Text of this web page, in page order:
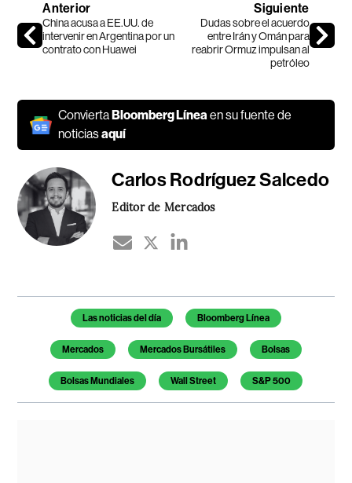
Anterior
China acusa a EE.UU. de
intervenir en Argentina por un
contrato con Huawei
Siguiente
Dudas sobre el acuerdo
entre Irán y Omán para
reabrir Ormuz impulsan al
petróleo
Convierta Bloomberg Líneaen su fuente de
noticiasaquí
Carlos Rodríguez Salcedo
Editor de Mercados
Temas de este artículo
Las noticias del día Bloomberg Línea
Mercados Mercados Bursátiles Bolsas
Bolsas Mundiales Wall Street S&P 500